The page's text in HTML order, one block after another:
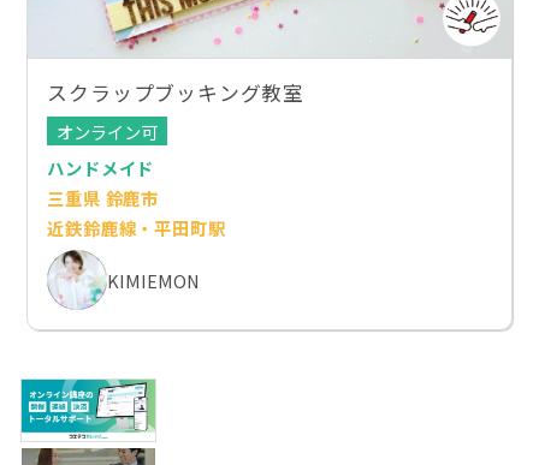
スクラップブッキング教室
オンライン可
ハンドメイド
三重県 鈴鹿市
近鉄鈴鹿線・平田町駅
KIMIEMON